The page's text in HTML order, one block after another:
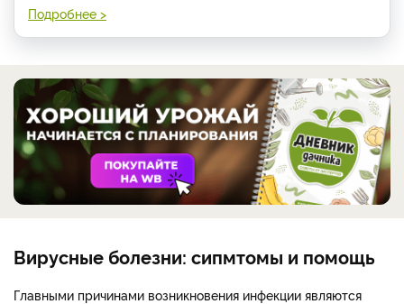
Подробнее >
Вирусные болезни: сипмтомы и помощь
Главными причинами возникновения инфекции являются